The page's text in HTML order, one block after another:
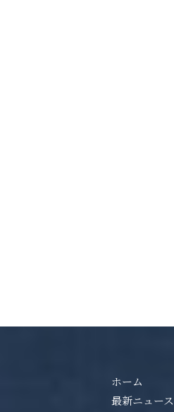
ホーム
最新ニュース